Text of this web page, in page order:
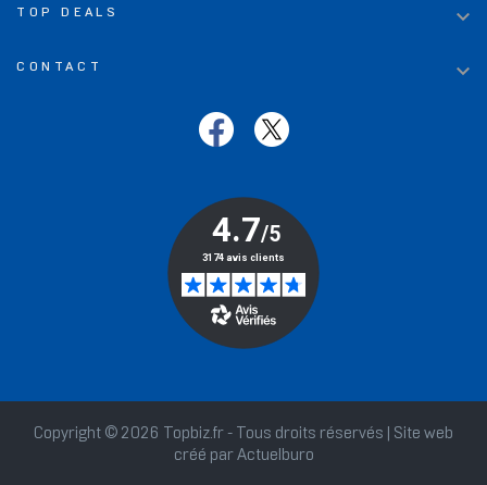
TOP DEALS 
CONTACT 
Copyright © 2026 Topbiz.fr - Tous droits réservés | Site web
créé par Actuelburo